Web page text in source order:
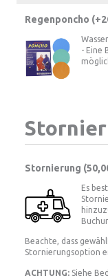
Regenponcho (+
- Eine
Stornierung (
Es
Beachte, dass
Stornierungsoption
ACHTUNG: Siehe